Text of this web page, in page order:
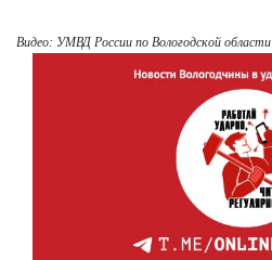
Видео: УМВД России по Вологодской области